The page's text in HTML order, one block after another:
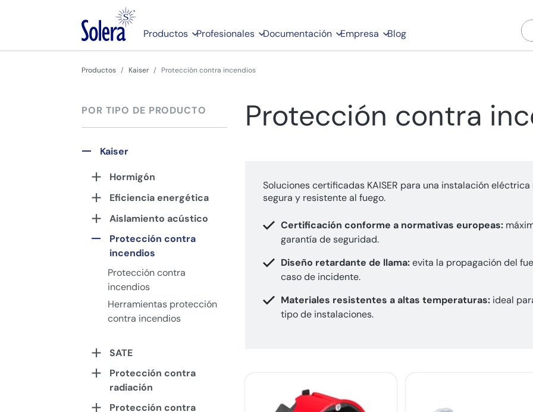
Productos Profesionales Documentación Empresa Blog
Productos Kaiser Protección contra incendios
POR TIPO DE PRODUCTO
Kaiser
Hormigón
Eficiencia energética
Aislamiento acústico
Protección contra
incendios
Protección contra
incendios
Herramientas protección
contra incendios
SATE
Protección contra
radiación
Protección contra
Protección contra
Soluciones certificadas KAISER para una instalación eléctrica
segura y resistente al fuego.
Certificación conforme a normativas europeas:
garantía de seguridad.
Diseño retardante de llama:evita la propagación del
caso de incidente.
Materiales resistentes a altas temperaturas: ideal
tipo de instalaciones.